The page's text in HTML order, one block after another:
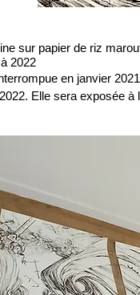
sur papier de riz
2022
en janvier
Elle sera exposée